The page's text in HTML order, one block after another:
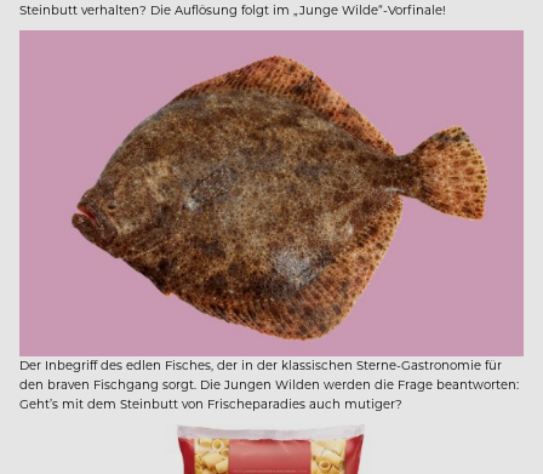
Steinbutt verhalten? Die Auflösung folgt im „Junge Wilde“-Vorfinale!
Der Inbegriff des edlen Fisches, der in der klassischen Sterne-Gastronomie für
den braven Fischgang sorgt. Die Jungen Wilden werden die Frage beantworten:
Geht’s mit dem Steinbutt von Frischeparadies auch mutiger?